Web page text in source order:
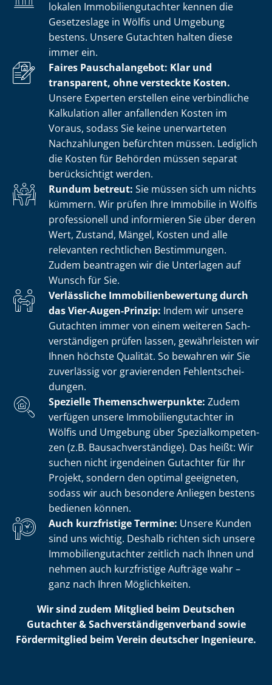
lokalen Im­mo­bi­li­en­gut­ach­ter kennen die
Gesetzeslage in Wölfis und Umgebung
bestens. Unsere Gutachten halten diese
immer ein.
Faires Pauschalangebot: Klar und
transparent, ohne versteckte Kosten.
Unsere Experten erstellen eine verbindliche
Kalkulation aller anfallenden Kosten im
Voraus, sodass Sie keine unerwarteten
Nachzahlungen befürchten müssen. Lediglich
die Kosten für Behörden müssen separat
berücksichtigt werden.
Rundum betreut: Sie müssen sich um nichts
kümmern. Wir prüfen Ihre Immobilie in Wölfis
professionell und informieren Sie über deren
Wert, Zustand, Mängel, Kosten und alle
relevanten rechtlichen Bestimmungen.
Zudem beantragen wir die Unterlagen auf
Wunsch für Sie.
Verlässliche Im­mo­bi­li­en­be­wer­tung durch
das Vier-Augen-Prinzip: Indem wir unsere
Gutachten immer von einem weiteren Sach­
ver­stän­di­gen prüfen lassen, gewährleisten wir
Ihnen höchste Qualität. So bewahren wir Sie
zuverlässig vor gravierenden Fehl­ent­schei­
dun­gen.
Spezielle The­men­schwer­punk­te: Zudem
verfügen unsere Im­mo­bi­li­en­gut­ach­ter in
Wölfis und Umgebung über Spe­zi­al­kom­pe­ten­
zen (z.B. Bau­sach­ver­stän­di­ge). Das heißt: Wir
suchen nicht irgendeinen Gutachter für Ihr
Projekt, sondern den optimal geeigneten,
sodass wir auch besondere Anliegen bestens
bedienen können.
Auch kurzfristige Termine: Unsere Kunden
sind uns wichtig. Deshalb richten sich unsere
Im­mo­bi­li­en­gut­ach­ter zeitlich nach Ihnen und
nehmen auch kurzfristige Aufträge wahr –
ganz nach Ihren Möglichkeiten.
Wir sind zudem Mitglied beim Deutschen
Gutachter & Sach­ver­stän­di­gen­ver­band sowie
Fördermitglied beim Verein deutscher Ingenieure.